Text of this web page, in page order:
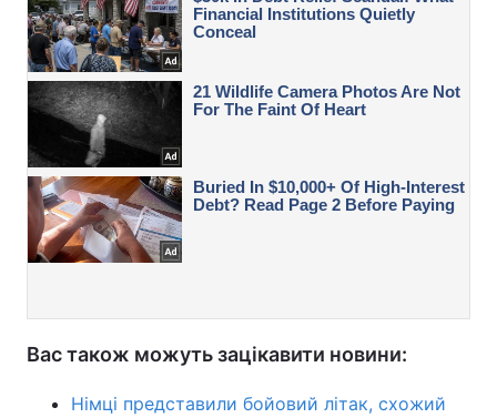
Вас також можуть зацікавити новини:
Німці представили бойовий літак, схожий